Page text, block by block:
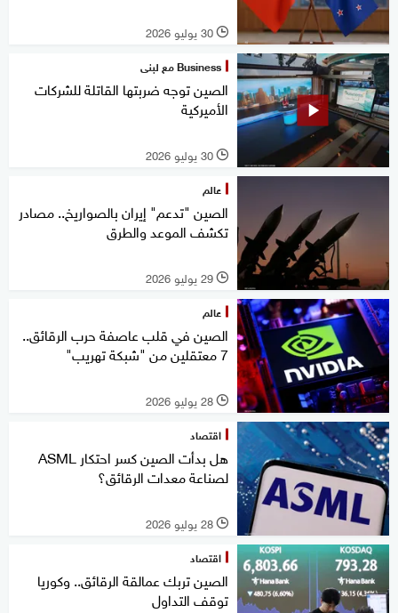
l 30 يوليو 2026
Business مع لبنى
الصين توجه ضربتها القاتلة للشركات
الأميركية
l 30 يوليو 2026
عالم
الصين "تدعم" إيران بالصواريخ.. مصادر
تكشف الموعد والطرق
l 29 يوليو 2026
عالم
الصين في قلب عاصفة حرب الرقائق..
7 معتقلين من "شبكة تهريب"
l 28 يوليو 2026
اقتصاد
هل بدأت الصين كسر احتكار ASML
لصناعة معدات الرقائق؟
l 28 يوليو 2026
اقتصاد
الصين تربك عمالقة الرقائق.. وكوريا
توقف التداول